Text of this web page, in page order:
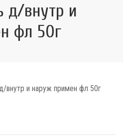
д/внутр и
фл 50г